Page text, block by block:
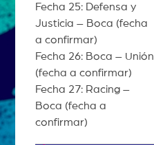
Fecha 25: Defensa y
Justicia – Boca (fecha
a confirmar)
Fecha 26: Boca – Unión
(fecha a confirmar)
Fecha 27: Racing –
Boca (fecha a
confirmar)